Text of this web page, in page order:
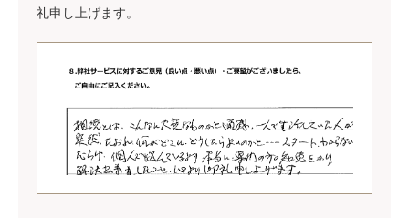
礼申し上げます。